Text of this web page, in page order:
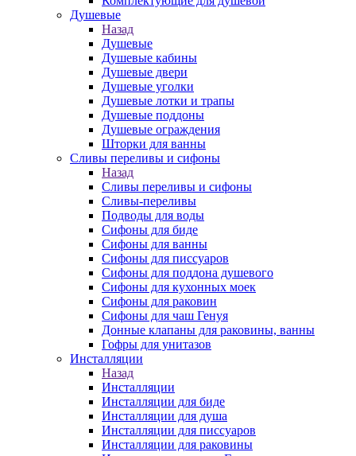
Душевые
Назад
Душевые
Душевые кабины
Душевые двери
Душевые уголки
Душевые лотки и трапы
Душевые поддоны
Душевые ограждения
Шторки для ванны
Сливы переливы и сифоны
Назад
Сливы переливы и сифоны
Сливы-переливы
Подводы для воды
Сифоны для биде
Сифоны для ванны
Сифоны для писсуаров
Сифоны для поддона душевого
Сифоны для кухонных моек
Сифоны для раковин
Сифоны для чаш Генуя
Донные клапаны для раковины, ванны
Гофры для унитазов
Инсталляции
Назад
Инсталляции
Инсталляции для биде
Инсталляции для душа
Инсталляции для писсуаров
Инсталляции для раковины